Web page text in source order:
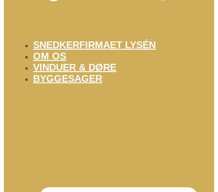
SNEDKERFIRMAET LYSÉN
OM OS
VINDUER & DØRE
BYGGESAGER